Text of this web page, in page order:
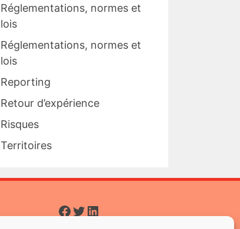
Réglementations, normes et
lois
Réglementations, normes et
lois
Reporting
Retour d’expérience
Risques
Territoires
Facebook
Twitter
LinkedIn